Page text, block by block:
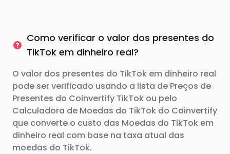
Como verificar o valor dos presentes do
TikTok em dinheiro real?
O valor dos presentes do TikTok em dinheiro real
pode ser verificado usando a lista de Preços de
Presentes do Coinvertify TikTok ou pelo
Calculadora de Moedas do TikTok do Coinvertify
que converte o custo das Moedas do TikTok em
dinheiro real com base na taxa atual das
moedas do TikTok.